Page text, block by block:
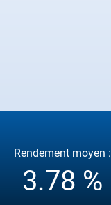
Rendement moyen :
3.78 %